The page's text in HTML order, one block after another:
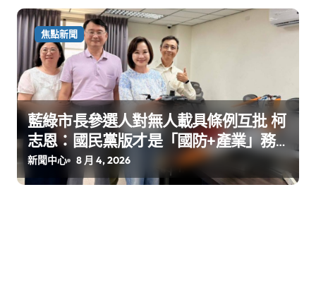
焦點新聞
藍綠市長參選人對無人載具條例互批 柯
志恩：國民黨版才是「國防+產業」務
實版
新聞中心 8 月 4, 2026